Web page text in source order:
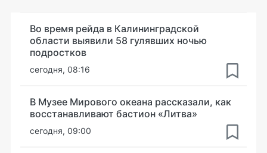
Во время рейда в Калининградской
области выявили 58 гулявших ночью
подростков
сегодня, 08:16
В Музее Мирового океана рассказали, как
восстанавливают бастион «Литва»
сегодня, 09:00